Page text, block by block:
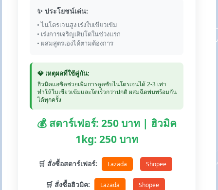
✨ ประโยชน์เด่น:
• ไนโตรเจนสูง เร่งใบเขียวเข้ม
• เร่งการเจริญเติบโตในช่วงแรก
• ผสมสูตรเองได้ตามต้องการ
💎 เหตุผลที่ใช้คู่กัน:
ฮิวมิคแอซิดช่วยเพิ่มการดูดซับไนโตรเจนได้ 2-3 เท่า
ทำให้ใบเขียวเข้มและโตเร็วกว่าปกติ ผสมฉีดพ่นพร้อมกัน
ได้ทุกครั้ง
💰 สตาร์เฟอร์: 250 บาท | ฮิวมิค
1kg: 250 บาท
🛒 สั่งซื้อสตาร์เฟอร์: Lazada Shopee
🛒 สั่งซื้อฮิวมิค: Lazada Shopee